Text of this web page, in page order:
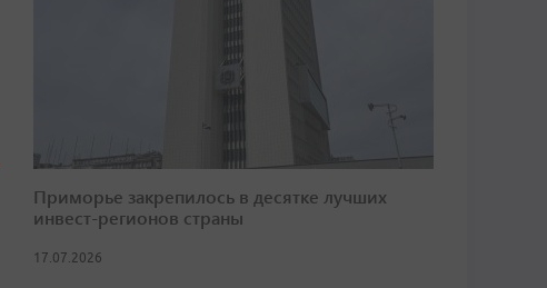
Приморье закрепилось в десятке лучших
инвест-регионов страны
17.07.2026